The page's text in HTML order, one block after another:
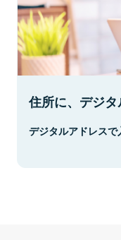
住所に、デジタ
デジタルアドレスで